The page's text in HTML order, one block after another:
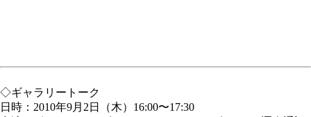
◇ギャラリートーク
日時：2010年9月2日（木）16:00〜17:30